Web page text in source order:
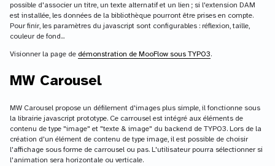
possible d'associer un titre, un texte alternatif et un lien ; si l'extension DAM
est installée, les données de la bibliothèque pourront être prises en compte.
Pour finir, les paramètres du javascript sont configurables : réflexion, taille,
couleur de fond...
Visionner la page de démonstration de MooFlow sous TYPO3.
MW Carousel
MW Carousel propose un défilement d'images plus simple, il fonctionne sous
la librairie javascript prototype. Ce carrousel est intégré aux éléments de
contenu de type "image" et "texte & image" du backend de TYPO3. Lors de la
création d'un élément de contenu de type image, il est possible de choisir
l'affichage sous forme de carrousel ou pas. L'utilisateur pourra sélectionner si
l'animation sera horizontale ou verticale.